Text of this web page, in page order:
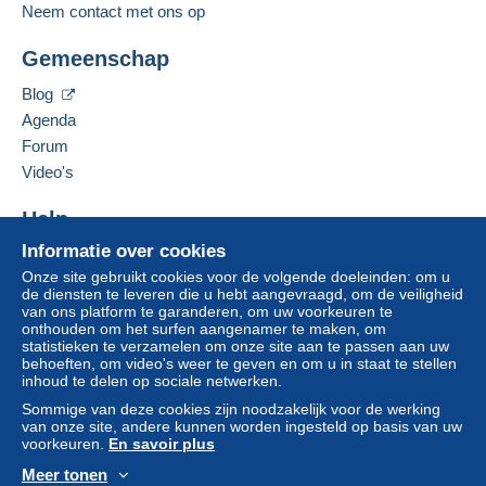
credit/debitcardof overboeking naar uw saldo,
Een onbetaalde aankoop kan gevolgen hebben
voor de rekening van de koper.
Als de verkoopvoorwaarden van de verkoper
clausules bevatten met betrekking tot de betaling,
moeten deze als nietig worden beschouwd. De
Delcampe, zoals gedefinieerd in de
toepassing zijn.
Aankopen moeten worden betaald binnen14
dagenna ontvangst van de eindafrekening van de
verkoper.
Garantie:
koper.
Om de termijnen voor terugzending en
Adres van de onderneming:
113, BD BOISSON
13004
Deze verkoper toevoegen aan mijn favorieten
Informatie over cookies
Onze site gebruikt cookies voor de volgende doeleinden: om u
de diensten te leveren die u hebt aangevraagd, om de veiligheid
van ons platform te garanderen, om uw voorkeuren te
onthouden om het surfen aangenamer te maken, om
statistieken te verzamelen om onze site aan te passen aan uw
behoeften, om video's weer te geven en om u in staat te stellen
inhoud te delen op sociale netwerken.
Sommige van deze cookies zijn noodzakelijk voor de werking
van onze site, andere kunnen worden ingesteld op basis van uw
voorkeuren. En savoir plus
Meer tonen
Neem contact met ons op
Gemeenschap
Blog
Agenda
Forum
Video's
Help
Hulpcentrum
Kopen op Delcampe
Verkopen op Delcampe
Een beveiligde website